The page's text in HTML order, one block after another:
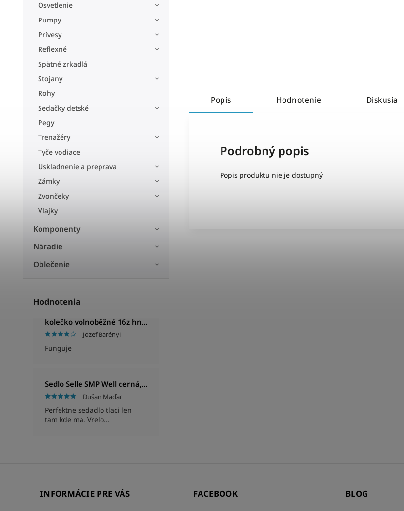
Osvetlenie
Pumpy
Prívesy
Reflexné
Spätné zrkadlá
Stojany
Rohy
Sedačky detské
Pegy
Trenažéry
Tyče vodiace
Uskladnenie a preprava
Zámky
Zvončeky
Vlajky
Komponenty
Náradie
Oblečenie
Hodnotenia
kolečko volnoběžné 16z hnědé
Jozef Barényi
Funguje
Sedlo Selle SMP Well cerná, Unisex, 280x144mm, 280g
Dušan Maďar
Perfektne sedadlo tlaci len
tam kde ma. Vrelo...
Popis Hodnotenie Diskusia
Podrobný popis
Popis produktu nie je dostupný
INFORMÁCIE PRE VÁS FACEBOOK BLOG